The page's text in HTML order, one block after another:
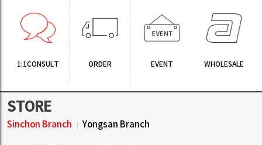
1:1CONSULT ORDER EVENT WHOLESALE
STORE
Sinchon Branch Yongsan Branch